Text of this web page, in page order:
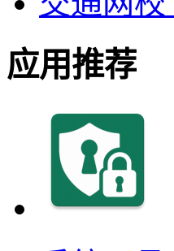
应用推荐